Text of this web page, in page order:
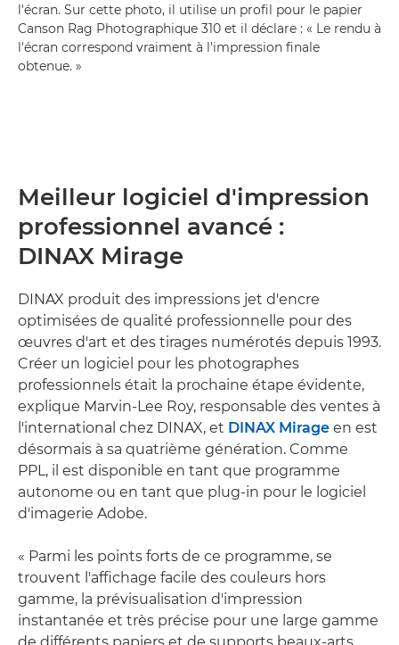
l'écran. Sur cette photo, il utilise un profil pour le papier
Canson Rag Photographique 310 et il déclare : « Le rendu à
l'écran correspond vraiment à l'impression finale
obtenue. »
Meilleur logiciel d'impression
professionnel avancé :
DINAX Mirage
DINAX produit des impressions jet d'encre
optimisées de qualité professionnelle pour des
œuvres d'art et des tirages numérotés depuis 1993.
Créer un logiciel pour les photographes
professionnels était la prochaine étape évidente,
explique Marvin-Lee Roy, responsable des ventes à
l'international chez DINAX, et DINAX Mirage en est
désormais à sa quatrième génération. Comme
PPL, il est disponible en tant que programme
autonome ou en tant que plug-in pour le logiciel
d'imagerie Adobe.
« Parmi les points forts de ce programme, se
trouvent l'affichage facile des couleurs hors
gamme, la prévisualisation d'impression
instantanée et très précise pour une large gamme
de différents papiers et de supports beaux-arts